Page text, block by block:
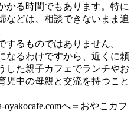
かる時間でもあります。特に
などは、相談できないまま追
るものではありません。
なるわけですから、近くに頼
した親子カフェでランチやお
児中の母親と交流を持つこと
oyakocafe.comへ＝おやこカフ